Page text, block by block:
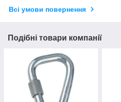
Всі умови повернення
Подібні товари компанії